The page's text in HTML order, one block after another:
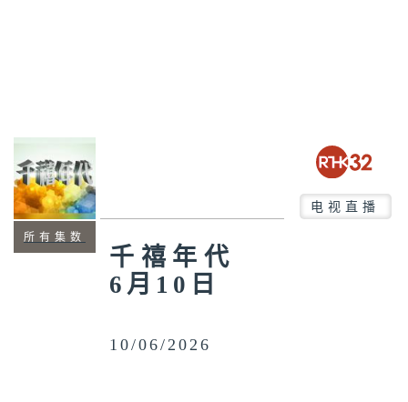
所有集数
电视直播
千禧年代
6月10日
10/06/2026